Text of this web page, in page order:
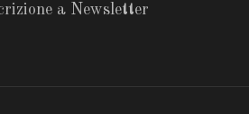
a Newsletter